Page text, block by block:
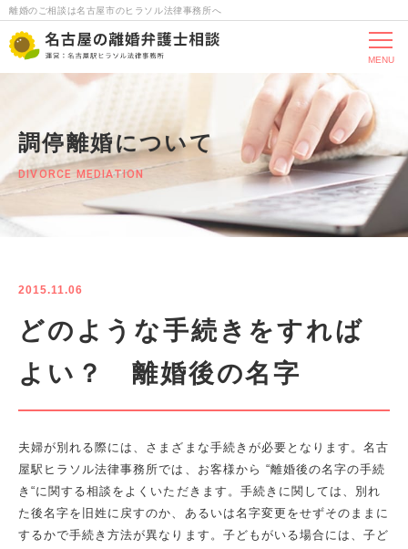
離婚のご相談は名古屋市のヒラソル法律事務所へ
MENU
調停離婚について
DIVORCE MEDIATION
2015.11.06
どのような手続きをすれば
よい？ 離婚後の名字
夫婦が別れる際には、さまざまな手続きが必要となります。名古
屋駅ヒラソル法律事務所では、お客様から “離婚後の名字の手続
き“に関する相談をよくいただきます。手続きに関しては、別れ
た後名字を旧姓に戻すのか、あるいは名字変更をせずそのままに
するかで手続き方法が異なります。子どもがいる場合には、子ど